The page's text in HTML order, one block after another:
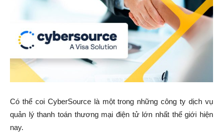
Có thể coi CyberSource là một trong những công ty dịch vụ
quản lý thanh toán thương mại điện tử lớn nhất thế giới hiện
nay.